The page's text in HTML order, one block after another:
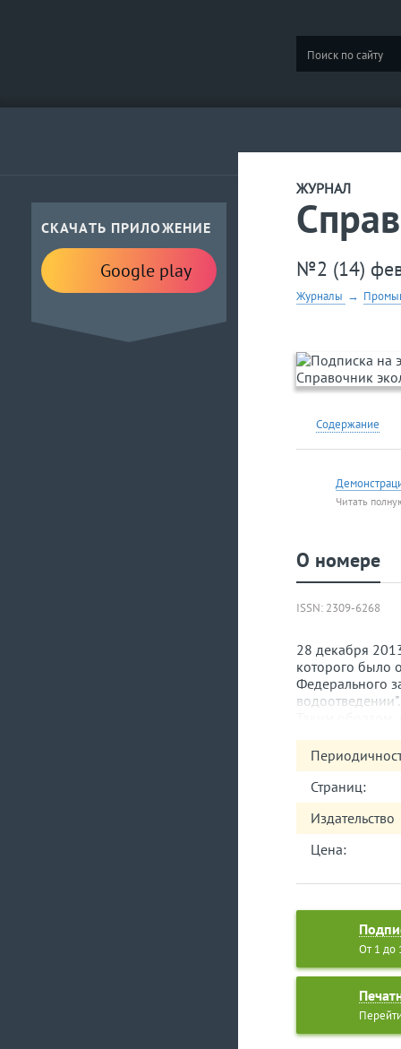
СКАЧАТЬ ПРИЛОЖЕНИЕ
Google play
ЖУРНАЛ
№2 (14)
Журналы →
Содержание
Читать
О номере
ISSN: 2309-6268
28 декабря
которого было
Федерального
водоотведении".
продукции, и
систему
НДС,
разработать и
С точки зрения
только
сводящих концы
Страниц:
Издательство
Цена:
От 1 до